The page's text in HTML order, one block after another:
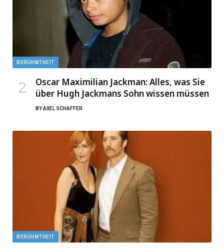
BERÜHMTHEIT
Oscar Maximilian Jackman: Alles, was Sie
über Hugh Jackmans Sohn wissen müssen
BYAXEL SCHAFFER
BERÜHMTHEIT